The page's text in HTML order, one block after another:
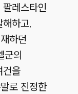
레스타인
하고,
하던
군의
건을
로 진정한